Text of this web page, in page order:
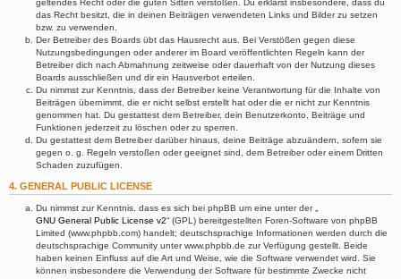
geltendes Recht oder die guten Sitten verstoßen. Du erklärst insbesondere, dass du
das Recht besitzt, die in deinen Beiträgen verwendeten Links und Bilder zu setzen
bzw. zu verwenden.
Der Betreiber des Boards übt das Hausrecht aus. Bei Verstößen gegen diese
Nutzungsbedingungen oder anderer im Board veröffentlichten Regeln kann der
Betreiber dich nach Abmahnung zeitweise oder dauerhaft von der Nutzung dieses
Boards ausschließen und dir ein Hausverbot erteilen.
Du nimmst zur Kenntnis, dass der Betreiber keine Verantwortung für die Inhalte von
Beiträgen übernimmt, die er nicht selbst erstellt hat oder die er nicht zur Kenntnis
genommen hat. Du gestattest dem Betreiber, dein Benutzerkonto, Beiträge und
Funktionen jederzeit zu löschen oder zu sperren.
Du gestattest dem Betreiber darüber hinaus, deine Beiträge abzuändern, sofern sie
gegen o. g. Regeln verstoßen oder geeignet sind, dem Betreiber oder einem Dritten
Schaden zuzufügen.
4. GENERAL PUBLIC LICENSE
Du nimmst zur Kenntnis, dass es sich bei phpBB um eine unter der „
GNU General Public License v2“ (GPL) bereitgestellten Foren-Software von phpBB
Limited (www.phpbb.com) handelt; deutschsprachige Informationen werden durch die
deutschsprachige Community unter www.phpbb.de zur Verfügung gestellt. Beide
haben keinen Einfluss auf die Art und Weise, wie die Software verwendet wird. Sie
können insbesondere die Verwendung der Software für bestimmte Zwecke nicht